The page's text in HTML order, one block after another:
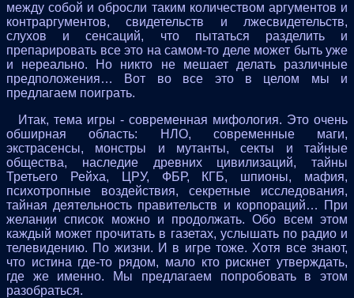
между собой и обросли таким количеством аргументов и
контраргументов, свидетельств и лжесвидетельств,
слухов и сенсаций, что пытаться разделить и
препарировать все это на самом-то деле может быть уже
и нереально. Но никто не мешает делать различные
предположения… Вот во все это в целом мы и
предлагаем поиграть.
Итак, тема игры - современная мифология. Это очень
обширная область: НЛО, современные маги,
экстрасенсы, монстры и мутанты, секты и тайные
общества, наследие древних цивилизаций, тайны
Третьего Рейха, ЦРУ, ФБР, КГБ, шпионы, мафия,
психотропные воздействия, секретные исследования,
тайная деятельность правительств и корпораций… При
желании список можно и продолжать. Обо всем этом
каждый может прочитать в газетах, услышать по радио и
телевидению. По жизни. И в игре тоже. Хотя все знают,
что истина где-то рядом, мало кто рискнет утверждать,
где же именно. Мы предлагаем попробовать в этом
разобраться.